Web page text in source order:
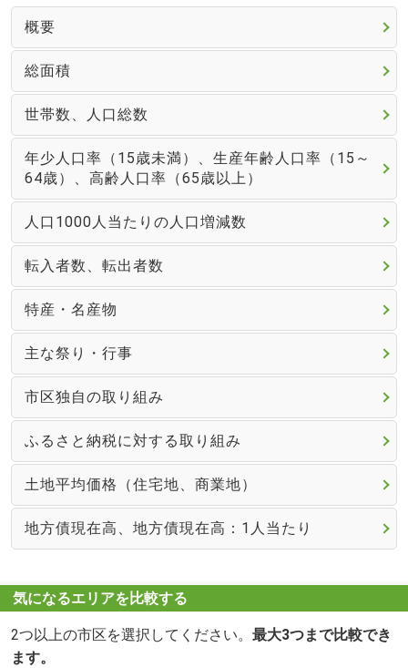
概要
総面積
世帯数、人口総数
年少人口率（15歳未満）、生産年齢人口率（15～
64歳）、高齢人口率（65歳以上）
人口1000人当たりの人口増減数
転入者数、転出者数
特産・名産物
主な祭り・行事
市区独自の取り組み
ふるさと納税に対する取り組み
土地平均価格（住宅地、商業地）
地方債現在高、地方債現在高：1人当たり
気になるエリアを比較する
2つ以上の市区を選択してください。 最大3つまで比較でき
ます。